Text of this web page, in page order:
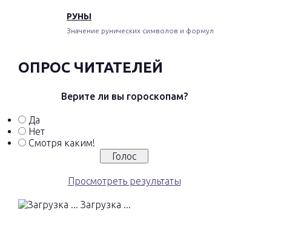
РУНЫ
Значение рунических символов и формул
ОПРОС ЧИТАТЕЛЕЙ
Верите ли вы гороскопам?
Да
Нет
Смотря каким!
Просмотреть результаты
Загрузка ...